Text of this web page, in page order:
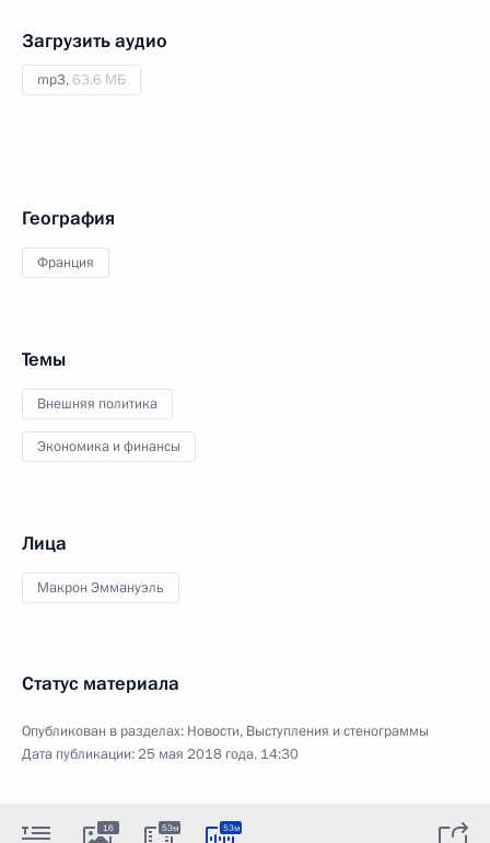
Загрузить аудио
mp3,63.6 МБ
География
Франция
Темы
Внешняя политика
Экономика и финансы
Лица
Макрон Эммануэль
Статус материала
Опубликован в разделах: Новости, Выступления и стенограммы
Дата публикации:25 мая 2018 года, 14:30
16 53м 53м